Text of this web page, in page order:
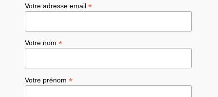
Votre adresse email*
Votre nom*
Votre prénom*